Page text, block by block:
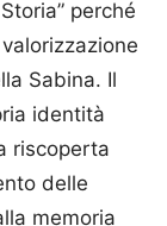
perché
Sabina. Il
identità
riscoperta
delle
memoria